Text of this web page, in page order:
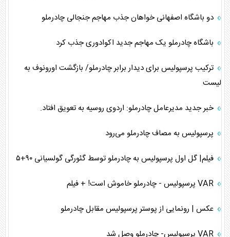
دو باشگاه اصفهانی خواهان جذب مهاجم جنجالی چادرملو
باشگاه چادرملو یک مهاجم جدید اکوادوری جذب کرد
ترکیب پرسپولیس برای دیدار برابر چادرملو/ بازگشت اورونوف به
لیست
خبر جدید مدیرعامل چادرملو: اردوی روسیه به تعویق افتاد.
پرسپولیس به مصاف چادرملو می‌رود
فیلم| گل اول پرسپولیس به چادرملو توسط گئورگی گولسیانی ۹۰+۵
عکس | رونمایی از پوستر پرسپولیس مقابل چادرملو